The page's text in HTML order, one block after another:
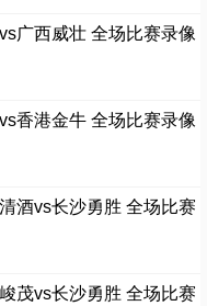
广西威壮 全场比赛录像
香港金牛 全场比赛录像
酒vs长沙勇胜 全场比赛
茂vs长沙勇胜 全场比赛